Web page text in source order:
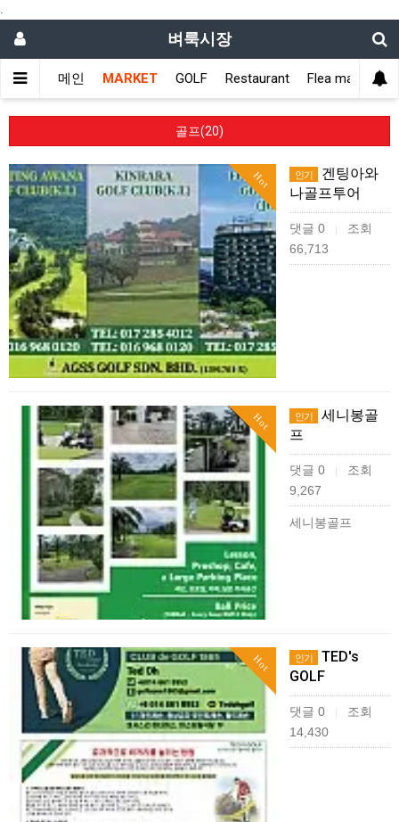
.
벼룩시장
메인 MARKET GOLF Restaurant Flea market
골프(20)
Hot 인기
겐팅아와
나골프투어
댓글 0 |
조회
66,713
Hot 인기
세니봉골
프
댓글 0 |
조회
9,267
세니봉골프
Hot 인기
TED's
GOLF
댓글 0 |
조회
14,430